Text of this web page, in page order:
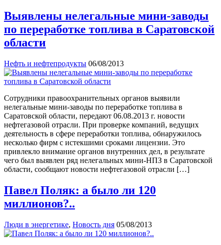
Выявлены нелегальные мини-заводы
по переработке топлива в Саратовской
области
Нефть и нефтепродукты 06/08/2013
Сотрудники правоохранительных органов выявили
нелегальные мини-заводы по переработке топлива в
Саратовской области, передают 06.08.2013 г. новости
нефтегазовой отрасли. При проверке компаний, ведущих
деятельность в сфере переработки топлива, обнаружилось
несколько фирм с истекшими сроками лицензии. Это
привлекло внимание органов внутренних дел, в результате
чего был выявлен ряд нелегальных мини-НПЗ в Саратовской
области, сообщают новости нефтегазовой отрасли […]
Павел Поляк: а было ли 120
миллионов?..
Люди в энергетике, Новость дня 05/08/2013